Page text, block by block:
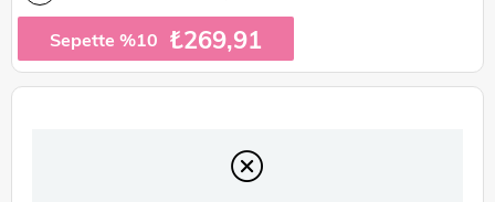
Sepette %10 ₺269,91